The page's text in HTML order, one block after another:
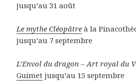
jusqu’au 31 août
Le mythe Cléopâtre à la
jusqu’au 7 septembre
L’Envol du dragon – Art royal du
Guimet jusqu’au 15 septembre